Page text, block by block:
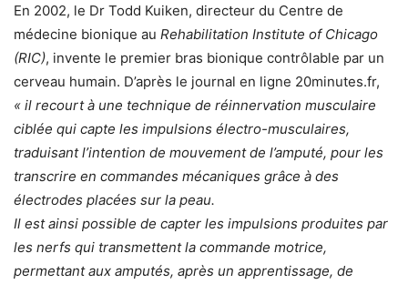
En 2002, le Dr Todd Kuiken, directeur du Centre de
médecine bionique au Rehabilitation Institute of Chicago
(RIC), invente le premier bras bionique contrôlable par un
cerveau humain. D’après le journal en ligne 20minutes.fr,
« il recourt à une technique de réinnervation musculaire
ciblée qui capte les impulsions électro-musculaires,
traduisant l’intention de mouvement de l’amputé, pour les
transcrire en commandes mécaniques grâce à des
électrodes placées sur la peau.
Il est ainsi possible de capter les impulsions produites par
les nerfs qui transmettent la commande motrice,
permettant aux amputés, après un apprentissage, de